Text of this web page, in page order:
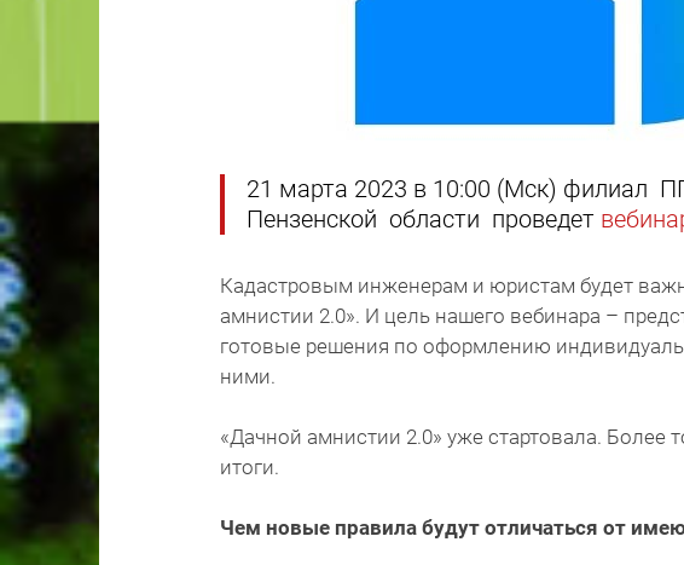
21 марта 2023 в 10:00 (Мск) филиал
Пензенской области проведет
Кадастровым инженерам и юристам будет
амнистии 2.0». И цель нашего вебинара –
готовые решения по оформлению
ними.
«Дачной амнистии 2.0» уже стартовала. Более
итоги.
Чем новые правила будут отличаться от